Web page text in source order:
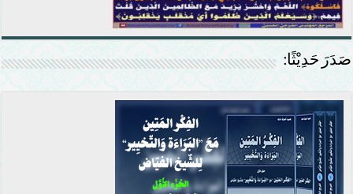
صَدَرَ حَدِيْثًا: